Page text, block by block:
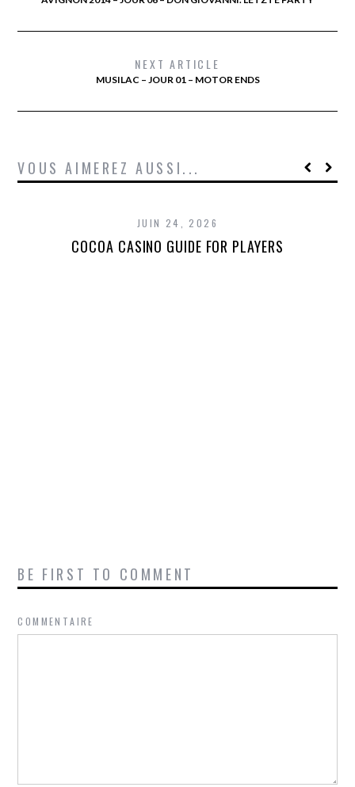
NEXT ARTICLE
MUSILAC – JOUR 01 – MOTOR ENDS
VOUS AIMEREZ AUSSI...
JUIN 24, 2026
COCOA CASINO GUIDE FOR PLAYERS
BE FIRST TO COMMENT
COMMENTAIRE